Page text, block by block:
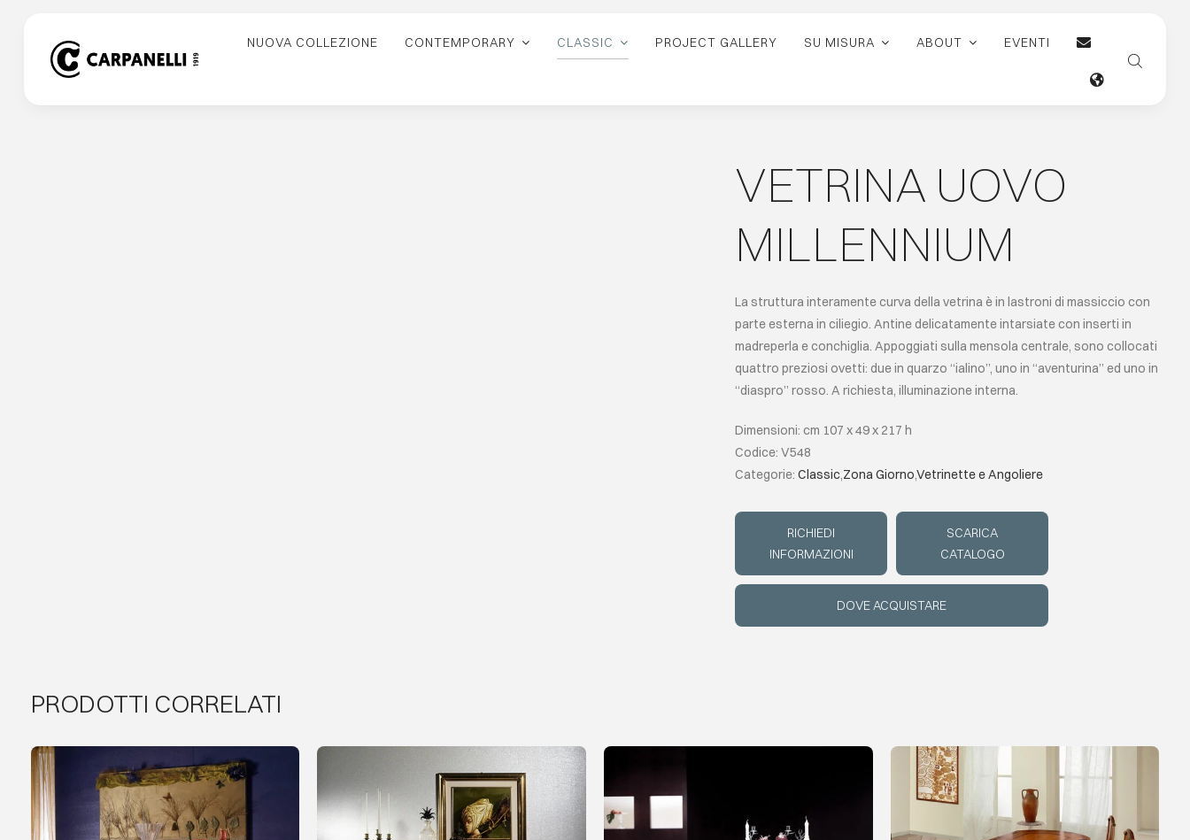
NUOVA COLLEZIONE CONTEMPORARY CLASSIC PROJECT GALLERY SU MISURA ABOUT EVENTI
VETRINA UOVO
MILLENNIUM
La struttura interamente curva della vetrina è in lastroni di massiccio con
parte esterna in ciliegio. Antine delicatamente intarsiate con inserti in
madreperla e conchiglia. Appoggiati sulla mensola centrale, sono collocati
quattro preziosi ovetti: due in quarzo “ialino”, uno in “aventurina” ed uno in
“diaspro” rosso. A richiesta, illuminazione interna.
Dimensioni: cm 107 x 49 x 217 h
Codice: V548
Categorie: Classic,Zona Giorno,Vetrinette e Angoliere
RICHIEDI
INFORMAZIONI
SCARICA
CATALOGO
DOVE ACQUISTARE
PRODOTTI CORRELATI